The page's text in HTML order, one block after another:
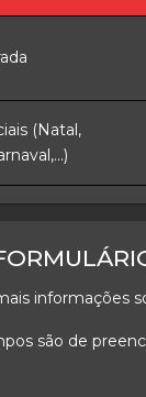
(Natal,
informações
são de